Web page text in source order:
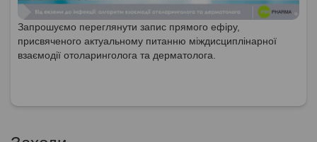
Запрошуємо переглянути запис прямого ефіру,
присвяченого актуальному питанню міждисциплінарної
взаємодії отоларинголога та дерматолога.